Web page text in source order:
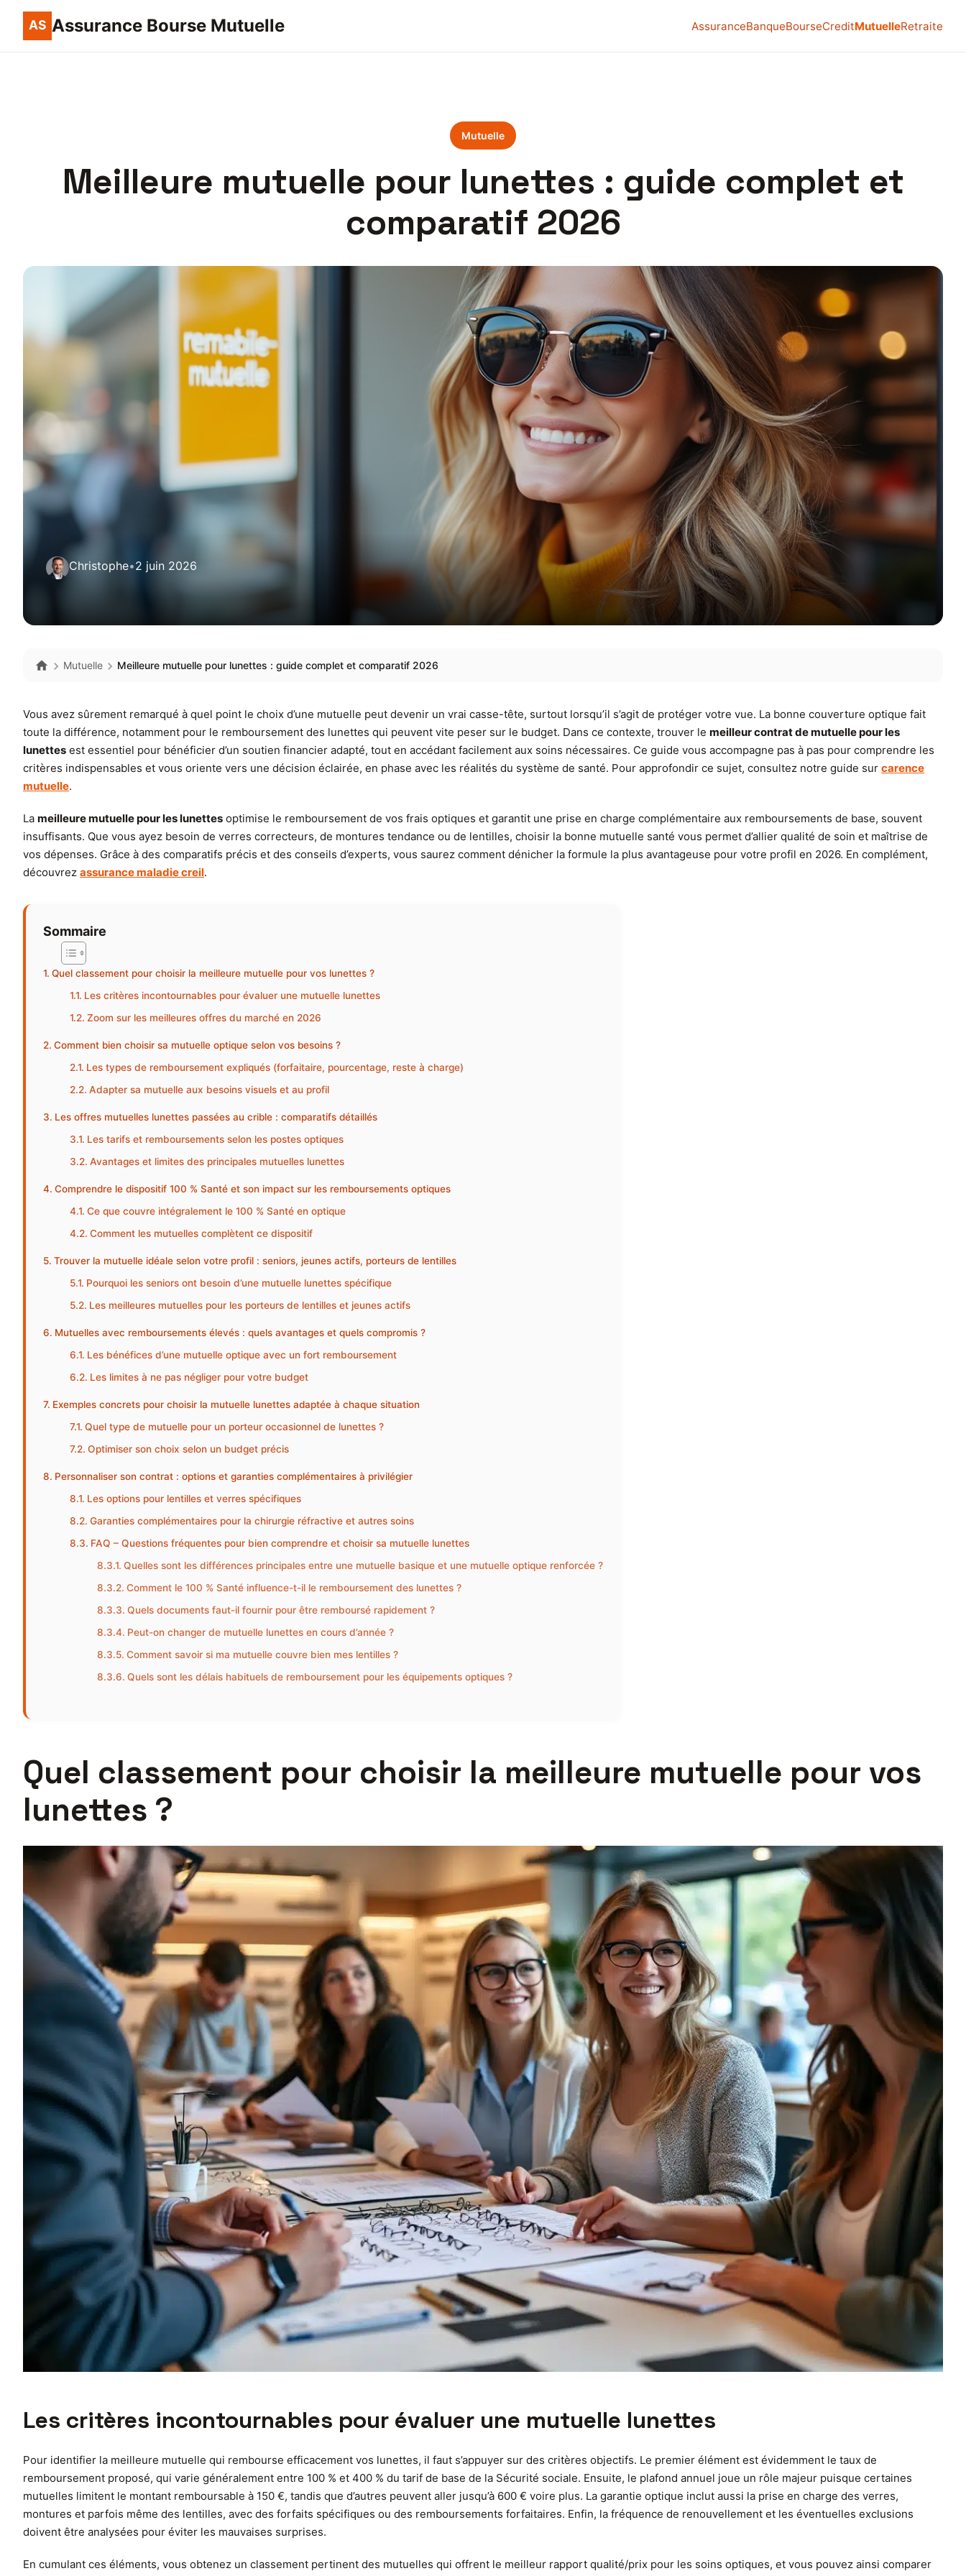
Assurance Bourse Mutuelle AssuranceBanqueBourseCreditMutuelleRetraite
Mutuelle
Meilleure mutuelle pour lunettes : guide complet et
comparatif 2026
Christophe•2 juin 2026
Mutuelle Meilleure mutuelle pour lunettes : guide complet et comparatif 2026
Vous avez sûrement remarqué à quel point le choix d’une mutuelle peut devenir un vrai casse-tête, surtout lorsqu’il s’agit de protéger votre vue. La bonne couverture optique fait
toute la différence, notamment pour le remboursement des lunettes qui peuvent vite peser sur le budget. Dans ce contexte, trouver le meilleur contrat de mutuelle pour les
lunettes est essentiel pour bénéficier d’un soutien financier adapté, tout en accédant facilement aux soins nécessaires. Ce guide vous accompagne pas à pas pour comprendre les
critères indispensables et vous oriente vers une décision éclairée, en phase avec les réalités du système de santé. Pour approfondir ce sujet, consultez notre guide sur carence
mutuelle.
La meilleure mutuelle pour les lunettes optimise le remboursement de vos frais optiques et garantit une prise en charge complémentaire aux remboursements de base, souvent
insuffisants. Que vous ayez besoin de verres correcteurs, de montures tendance ou de lentilles, choisir la bonne mutuelle santé vous permet d’allier qualité de soin et maîtrise de
vos dépenses. Grâce à des comparatifs précis et des conseils d’experts, vous saurez comment dénicher la formule la plus avantageuse pour votre profil en 2026. En complément,
découvrez assurance maladie creil.
Sommaire
Quel classement pour choisir la meilleure mutuelle pour vos lunettes ?
Les critères incontournables pour évaluer une mutuelle lunettes
Zoom sur les meilleures offres du marché en 2026
Comment bien choisir sa mutuelle optique selon vos besoins ?
Les types de remboursement expliqués (forfaitaire, pourcentage, reste à charge)
Adapter sa mutuelle aux besoins visuels et au profil
Les offres mutuelles lunettes passées au crible : comparatifs détaillés
Les tarifs et remboursements selon les postes optiques
Avantages et limites des principales mutuelles lunettes
Comprendre le dispositif 100 % Santé et son impact sur les remboursements optiques
Ce que couvre intégralement le 100 % Santé en optique
Comment les mutuelles complètent ce dispositif
Trouver la mutuelle idéale selon votre profil : seniors, jeunes actifs, porteurs de lentilles
Pourquoi les seniors ont besoin d’une mutuelle lunettes spécifique
Les meilleures mutuelles pour les porteurs de lentilles et jeunes actifs
Mutuelles avec remboursements élevés : quels avantages et quels compromis ?
Les bénéfices d’une mutuelle optique avec un fort remboursement
Les limites à ne pas négliger pour votre budget
Exemples concrets pour choisir la mutuelle lunettes adaptée à chaque situation
Quel type de mutuelle pour un porteur occasionnel de lunettes ?
Optimiser son choix selon un budget précis
Personnaliser son contrat : options et garanties complémentaires à privilégier
Les options pour lentilles et verres spécifiques
Garanties complémentaires pour la chirurgie réfractive et autres soins
FAQ – Questions fréquentes pour bien comprendre et choisir sa mutuelle lunettes
Quelles sont les différences principales entre une mutuelle basique et une mutuelle optique renforcée ?
Comment le 100 % Santé influence-t-il le remboursement des lunettes ?
Quels documents faut-il fournir pour être remboursé rapidement ?
Peut-on changer de mutuelle lunettes en cours d’année ?
Comment savoir si ma mutuelle couvre bien mes lentilles ?
Quels sont les délais habituels de remboursement pour les équipements optiques ?
Quel classement pour choisir la meilleure mutuelle pour vos
lunettes ?
Les critères incontournables pour évaluer une mutuelle lunettes
Pour identifier la meilleure mutuelle qui rembourse efficacement vos lunettes, il faut s’appuyer sur des critères objectifs. Le premier élément est évidemment le taux de
remboursement proposé, qui varie généralement entre 100 % et 400 % du tarif de base de la Sécurité sociale. Ensuite, le plafond annuel joue un rôle majeur puisque certaines
mutuelles limitent le montant remboursable à 150 €, tandis que d’autres peuvent aller jusqu’à 600 € voire plus. La garantie optique inclut aussi la prise en charge des verres,
montures et parfois même des lentilles, avec des forfaits spécifiques ou des remboursements forfaitaires. Enfin, la fréquence de renouvellement et les éventuelles exclusions
doivent être analysées pour éviter les mauvaises surprises.
En cumulant ces éléments, vous obtenez un classement pertinent des mutuelles qui offrent le meilleur rapport qualité/prix pour les soins optiques, et vous pouvez ainsi comparer